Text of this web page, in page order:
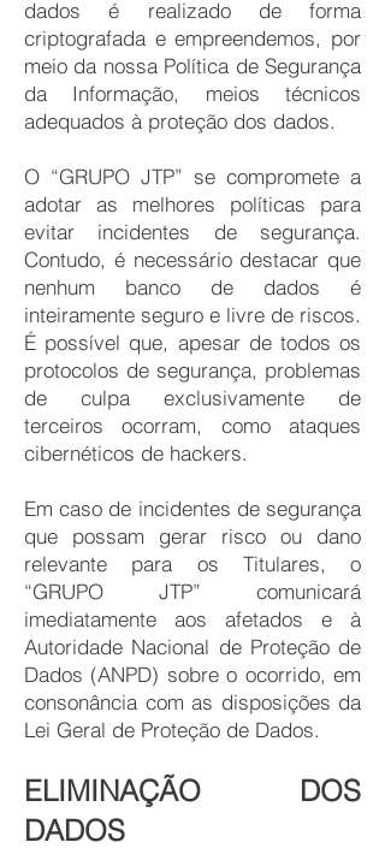
dados é realizado de forma
criptografada e empreendemos, por
meio da nossa Política de Segurança
da Informação, meios técnicos
adequados à proteção dos dados.
O “GRUPO JTP” se compromete a
adotar as melhores políticas para
evitar incidentes de segurança.
Contudo, é necessário destacar que
nenhum banco de dados é
inteiramente seguro e livre de riscos.
É possível que, apesar de todos os
protocolos de segurança, problemas
de culpa exclusivamente de
terceiros ocorram, como ataques
cibernéticos de hackers.
Em caso de incidentes de segurança
que possam gerar risco ou dano
relevante para os Titulares, o
“GRUPO JTP” comunicará
imediatamente aos afetados e à
Autoridade Nacional de Proteção de
Dados (ANPD) sobre o ocorrido, em
consonância com as disposições da
Lei Geral de Proteção de Dados.
ELIMINAÇÃO DOS
DADOS